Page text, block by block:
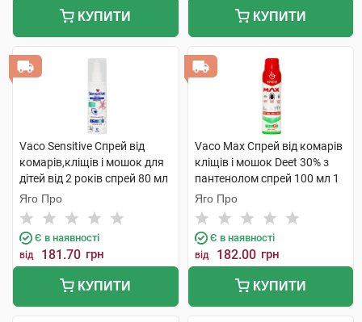
КУПИТИ КУПИТИ
Vaco Sensitive Спрей від
комарів,кліщів і мошок для
дітей від 2 років спрей 80 мл
1 флакон
Яго Про
Є в наявності
від 181.70 грн
КУПИТИ
Vaco Max Спрей від комарів
кліщів і мошок Deet 30% з
пантенолом спрей 100 мл 1
флакон
Яго Про
Є в наявності
від 182.00 грн
КУПИТИ